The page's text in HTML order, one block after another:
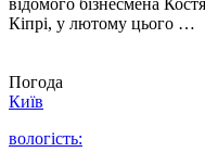
відомого бізнесмена
Кіпрі, у лютому цього …
Погода
Київ
вологість: